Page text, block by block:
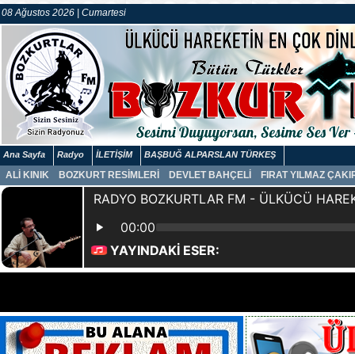
08 Ağustos 2026 | Cumartesi
Ana Sayfa Radyo İLETİŞİM BAŞBUĞ ALPARSLAN TÜRKEŞ
ALİ KINIK BOZKURT RESİMLERİ DEVLET BAHÇELİ FIRAT YILMAZ